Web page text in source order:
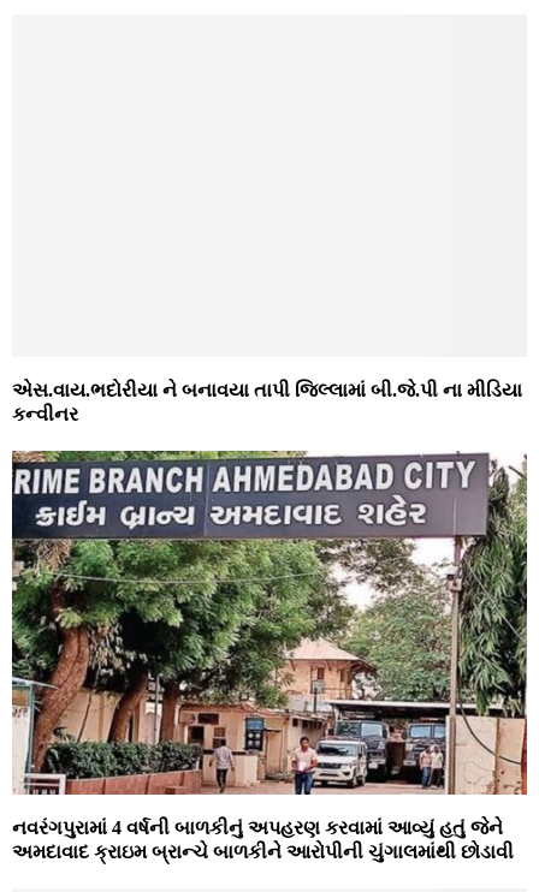
એસ.વાય.ભદોરીયા ને બનાવયા તાપી જિલ્લામાં બી.જે.પી ના મીડિયા
કન્વીનર
નવરંગપુરામાં 4 વર્ષની બાળકીનું અપહરણ કરવામાં આવ્યું હતું જેને
અમદાવાદ ક્રાઇમ બ્રાન્ચે બાળકીને આરોપીની ચુંગાલમાંથી છોડાવી